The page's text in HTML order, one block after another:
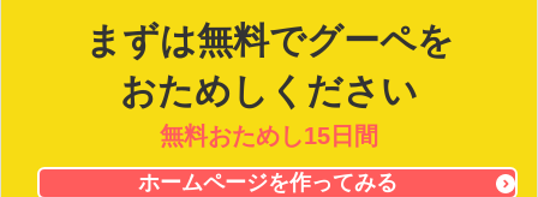
まずは無料でグーペを
おためしください
無料おためし15日間
ホームページを作ってみる